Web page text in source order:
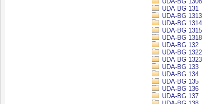
UDA-BG 131
UDA-BG 1313
UDA-BG 1314
UDA-BG 1315
UDA-BG 1318
UDA-BG 132
UDA-BG 1322
UDA-BG 1323
UDA-BG 133
UDA-BG 134
UDA-BG 135
UDA-BG 136
UDA-BG 137